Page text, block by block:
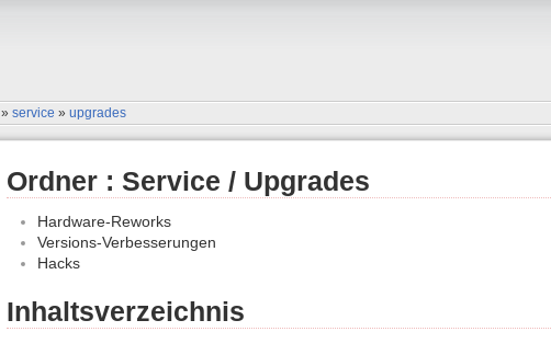
»service »upgrades
Ordner : Service / Upgrades
Hardware-Reworks
Versions-Verbesserungen
Hacks
Inhaltsverzeichnis